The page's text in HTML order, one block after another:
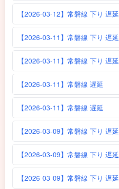
【2026-03-12】常磐線 下り 遅延
【2026-03-11】常磐線 下り 遅延
【2026-03-11】常磐線 下り 遅延
【2026-03-11】常磐線 遅延
【2026-03-11】常磐線 遅延
【2026-03-09】常磐線 下り 遅延
【2026-03-09】常磐線 下り 遅延
【2026-03-09】常磐線 下り 遅延